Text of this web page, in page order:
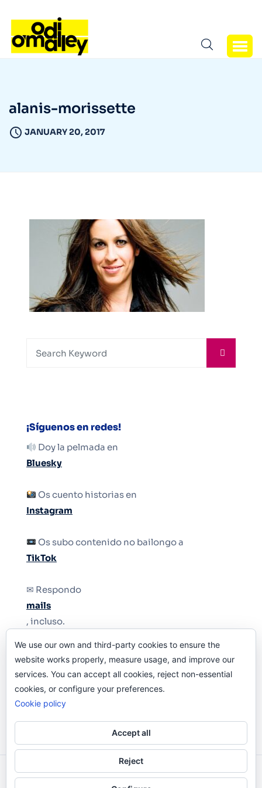
alanis-morissette
JANUARY 20, 2017
¡Síguenos en redes!
Doy la pelmada en
Bluesky
Os cuento historias en
Instagram
Os subo contenido no bailongo a
TikTok
✉ Respondo
mails
, incluso.
Y si una persona no puede tener teléfono, que
le quiten el teléfono.
Odi O'Malley © 2016-2025. Todos Los Derechos
We use our own and third-party cookies to ensure the
website works properly, measure usage, and improve our
services. You can accept all cookies, reject non-essential
cookies, or configure your preferences.
Cookie policy
Accept all
Reject